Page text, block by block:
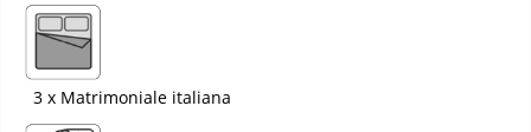
3 x Matrimoniale italiana